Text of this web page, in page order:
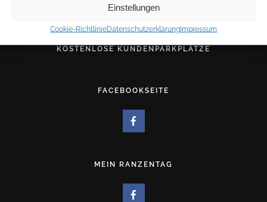
Einstellungen
Cookie-RichtlinieDatenschutzerklärungImpressum
KOSTENLOSE KUNDENPARKPLÄTZE
FACEBOOKSEITE
MEIN RANZENTAG